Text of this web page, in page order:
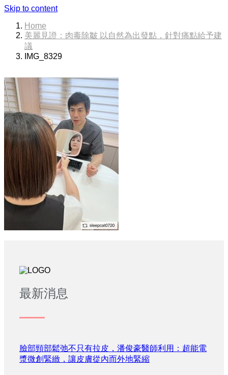
Skip to content
Home
美麗見證：肉毒除皺 以自然為出發點，針對痛點給予建
議
IMG_8329
最新消息
臉部頸部鬆弛不只有拉皮，潘俊豪醫師利用：超能電
漿微創緊緻，讓皮膚從內而外地緊縮